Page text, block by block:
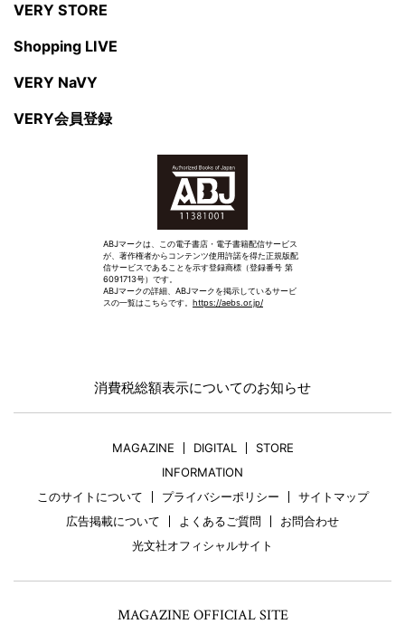
VERY STORE
Shopping LIVE
VERY NaVY
VERY会員登録
ABJマークは、この電子書店・電子書籍配信サービス
が、著作権者からコンテンツ使用許諾を得た正規版配
信サービスであることを示す登録商標（登録番号 第
6091713号）です。
ABJマークの詳細、ABJマークを掲示しているサービ
スの一覧はこちらです。 https://aebs.or.jp/
消費税総額表示についてのお知らせ
MAGAZINE DIGITAL
STORE
INFORMATION
このサイトについて
プライバシーポリシー
サイトマップ
広告掲載について
よくあるご質問
お問合わせ
光文社オフィシャルサイト
MAGAZINE OFFICIAL SITE